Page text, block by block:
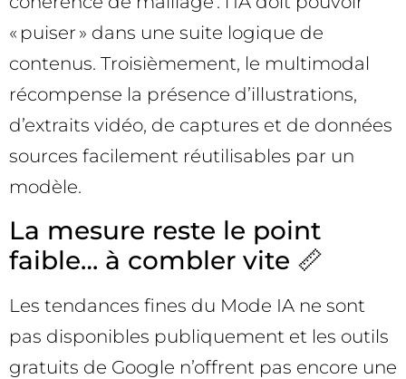
« puiser » dans une suite logique de
contenus. Troisièmement, le multimodal
récompense la présence d’illustrations,
d’extraits vidéo, de captures et de données
sources facilement réutilisables par un
modèle.
La mesure reste le point
faible… à combler vite 📏
Les tendances fines du Mode IA ne sont
pas disponibles publiquement et les outils
gratuits de Google n’offrent pas encore une